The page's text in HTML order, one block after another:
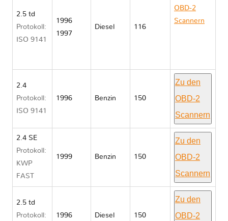
2.5 td
Protokoll:
ISO 9141
1996
1997
Diesel 116
OBD-2
Scannern
2.4
Protokoll:
ISO 9141
1996 Benzin 150
Zu den
OBD-2
Scannern
2.4 SE
Protokoll:
KWP
FAST
1999 Benzin 150
Zu den
OBD-2
Scannern
2.5 td
Protokoll:
1996 Diesel 150
Zu den
OBD-2